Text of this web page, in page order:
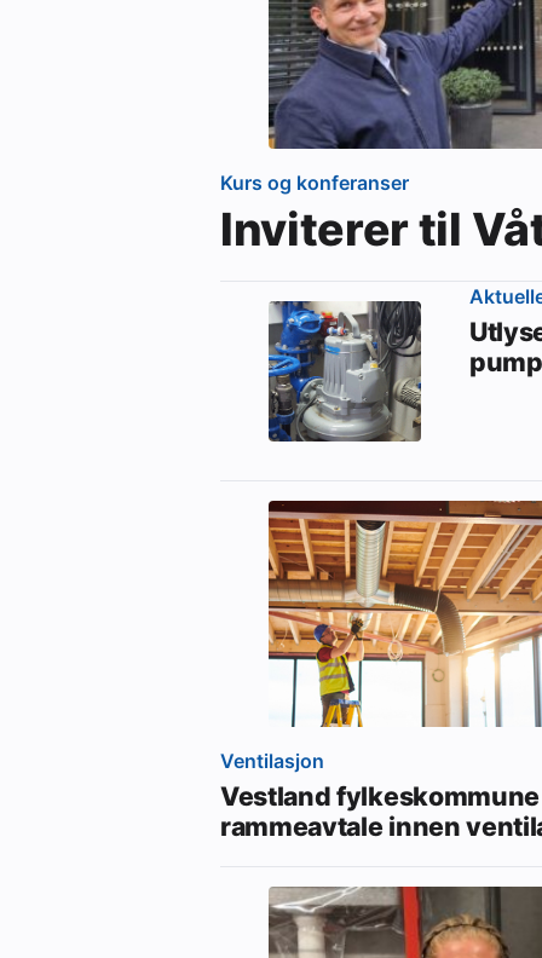
Kurs og konferanser
Inviterer til
Ventilasjon
Vestland
rammeavtale innen